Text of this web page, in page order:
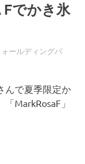
Fでかき氷
ォールディングバ
んで夏季限定か
MarkRosaF」